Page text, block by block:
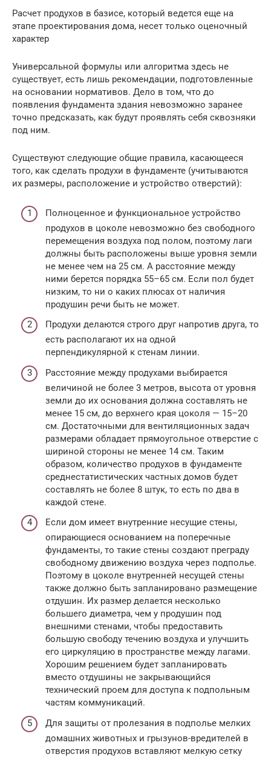
Расчет продухов в базисе, который ведется еще на
этапе проектирования дома, несет только оценочный
характер
Универсальной формулы или алгоритма здесь не
существует, есть лишь рекомендации, подготовленные
на основании нормативов. Дело в том, что до
появления фундамента здания невозможно заранее
точно предсказать, как будут проявлять себя сквозняки
под ним.
Существуют следующие общие правила, касающееся
того, как сделать продухи в фундаменте (учитываются
их размеры, расположение и устройство отверстий):
Полноценное и функциональное устройство
продухов в цоколе невозможно без свободного
перемещения воздуха под полом, поэтому лаги
должны быть расположены выше уровня земли
не менее чем на 25 см. А расстояние между
ними берется порядка 55–65 см. Если пол будет
низким, то ни о каких плюсах от наличия
продушин речи быть не может.
Продухи делаются строго друг напротив друга, то
есть располагают их на одной
перпендикулярной к стенам линии.
Расстояние между продухами выбирается
величиной не более 3 метров, высота от уровня
земли до их основания должна составлять не
менее 15 см, до верхнего края цоколя — 15–20
см. Достаточными для вентиляционных задач
размерами обладает прямоугольное отверстие с
шириной стороны не менее 14 см. Таким
образом, количество продухов в фундаменте
среднестатистических частных домов будет
составлять не более 8 штук, то есть по два в
каждой стене.
Если дом имеет внутренние несущие стены,
опирающиеся основанием на поперечные
фундаменты, то такие стены создают преграду
свободному движению воздуха через подполье.
Поэтому в цоколе внутренней несущей стены
также должно быть запланировано размещение
отдушин. Их размер делается несколько
большего диаметра, чем у продушин под
внешними стенами, чтобы предоставить
большую свободу течению воздуха и улучшить
его циркуляцию в пространстве между лагами.
Хорошим решением будет запланировать
вместо отдушины не закрывающийся
технический проем для доступа к подпольным
частям коммуникаций.
Для защиты от пролезания в подполье мелких
домашних животных и грызунов-вредителей в
отверстия продухов вставляют мелкую сетку